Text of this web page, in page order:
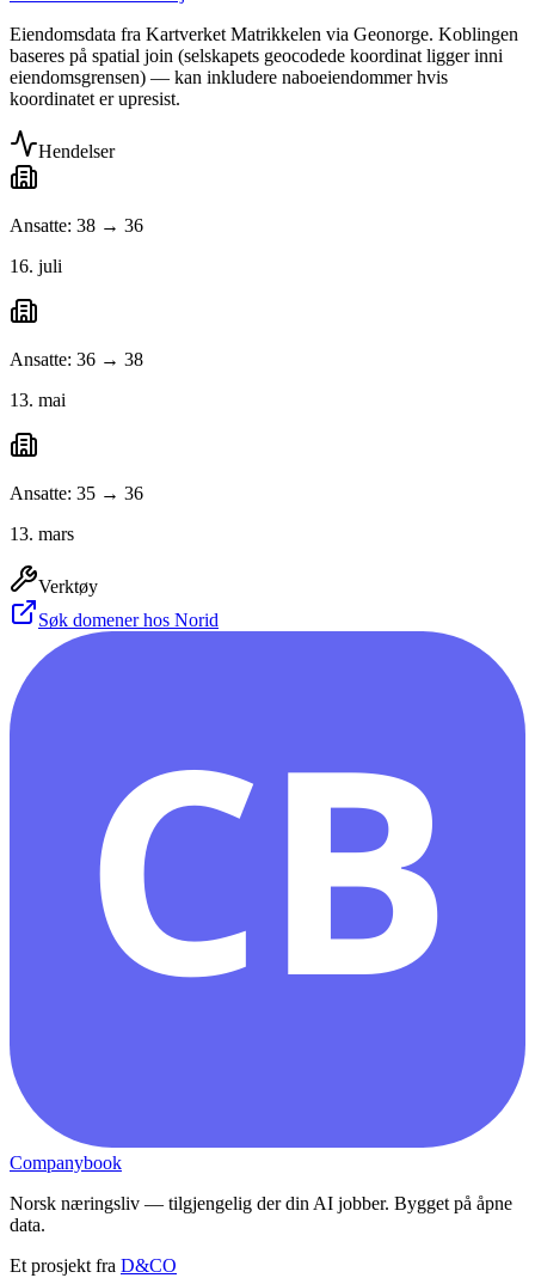
Eiendomsdata fra Kartverket Matrikkelen via Geonorge. Koblingen
baseres på spatial join (selskapets geocodede koordinat ligger inni
eiendomsgrensen) — kan inkludere naboeiendommer hvis
koordinatet er upresist.
Hendelser
Ansatte: 38 → 36
16. juli
Ansatte: 36 → 38
13. mai
Ansatte: 35 → 36
13. mars
Verktøy
Søk domener hos Norid
CB
Companybook
Norsk næringsliv — tilgjengelig der din AI jobber. Bygget på åpne
data.
Et prosjekt fra D&CO